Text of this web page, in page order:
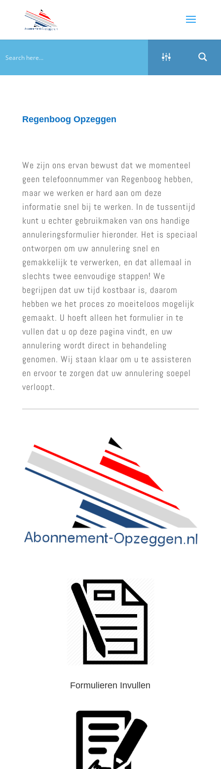
Regenboog Opzeggen
We zijn ons ervan bewust dat we momenteel
geen telefoonnummer van Regenboog hebben,
maar we werken er hard aan om deze
informatie snel bij te werken. In de tussentijd
kunt u echter gebruikmaken van ons handige
annuleringsformulier hieronder. Het is speciaal
ontworpen om uw annulering snel en
gemakkelijk te verwerken, en dat allemaal in
slechts twee eenvoudige stappen! We
begrijpen dat uw tijd kostbaar is, daarom
hebben we het proces zo moeiteloos mogelijk
gemaakt. U hoeft alleen het formulier in te
vullen dat u op deze pagina vindt, en uw
annulering wordt direct in behandeling
genomen. Wij staan klaar om u te assisteren
en ervoor te zorgen dat uw annulering soepel
verloopt.
Formulieren Invullen